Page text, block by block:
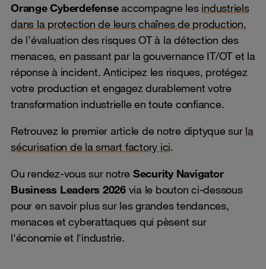
Orange Cyberdefenseaccompagne les industriels
dans la protection de leurs chaînes de production,
de l’évaluation des risques OT à la détection des
menaces, en passant par la gouvernance IT/OT et la
réponse à incident. Anticipez les risques, protégez
votre production et engagez durablement votre
transformation industrielle en toute confiance.
Retrouvez le premier article de notre diptyque sur la
sécurisation de la smart factory ici.
Ou rendez-vous sur notre Security Navigator
Business Leaders 2026via le bouton ci-dessous
pour en savoir plus sur les grandes tendances,
menaces et cyberattaques qui pèsent sur
l'économie et l'industrie.